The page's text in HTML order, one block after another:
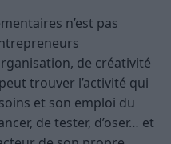
n’est pas
de créativité
trouver l’activité qui
et son emploi du
de tester, d’oser… et